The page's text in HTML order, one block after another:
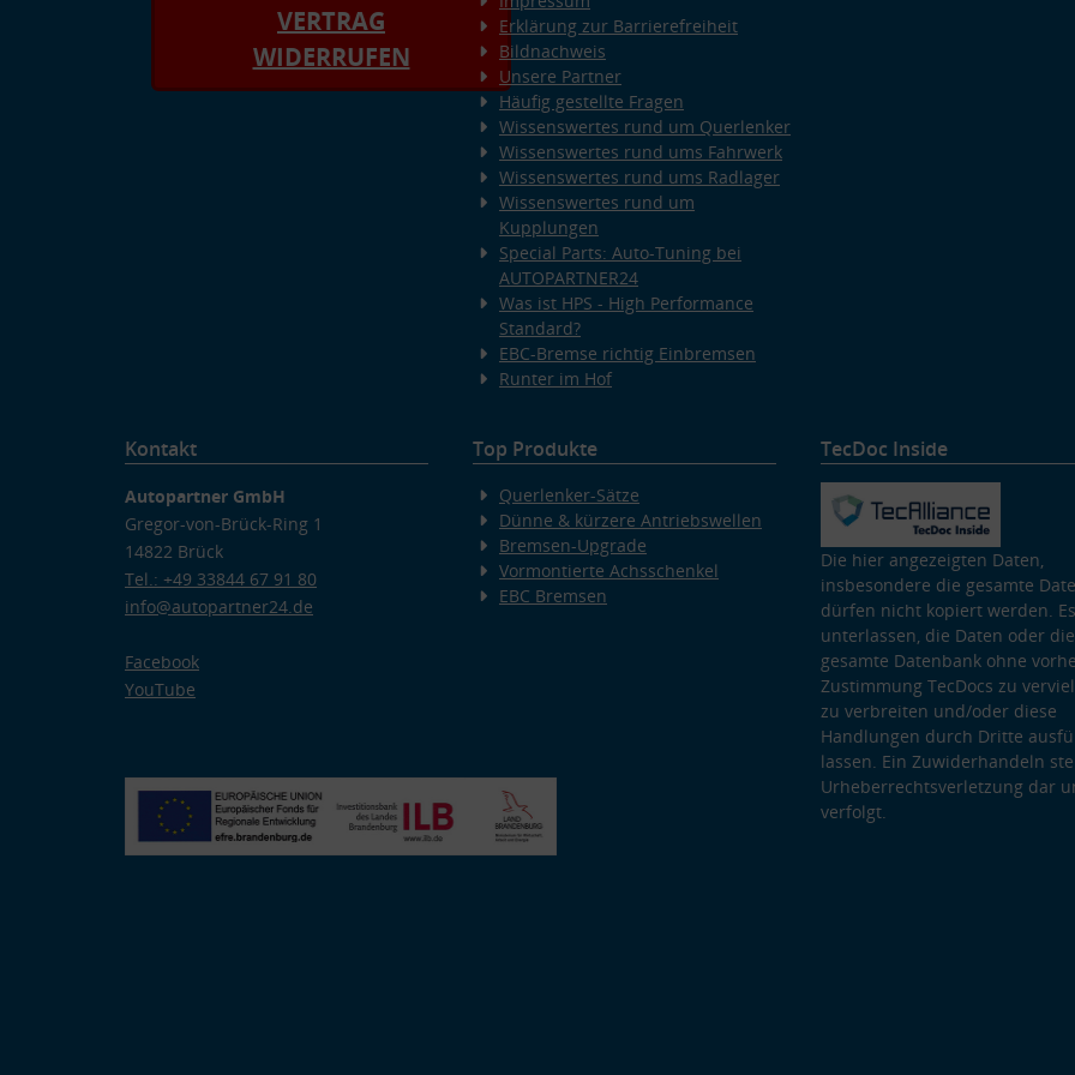
VERTRAG
WIDERRUFEN
Erklärung zur Barrierefreiheit
Bildnachweis
Unsere Partner
Häufig gestellte Fragen
Wissenswertes rund um Querlenker
Wissenswertes rund ums Fahrwerk
Wissenswertes rund ums Radlager
Wissenswertes rund um
Kupplungen
Special Parts: Auto-Tuning bei
AUTOPARTNER24
Was ist HPS - High Performance
Standard?
EBC-Bremse richtig Einbremsen
Runter im Hof
Kontakt
Autopartner GmbH
Gregor-von-Brück-Ring 1
14822 Brück
Tel.: +49 33844 67 91 80
info@autopartner24.de
Facebook
YouTube
Top Produkte
Querlenker-Sätze
Dünne & kürzere Antriebswellen
Bremsen-Upgrade
Vormontierte Achsschenkel
EBC Bremsen
TecDoc Inside
Die hier angezeigten Daten,
insbesondere die gesamte
dürfen nicht kopiert werden.
unterlassen, die Daten oder die
gesamte Datenbank ohne
Zustimmung TecDocs zu
zu verbreiten und/oder diese
Handlungen durch Dritte
lassen. Ein Zuwiderhandeln
Urheberrechtsverletzung dar
verfolgt.